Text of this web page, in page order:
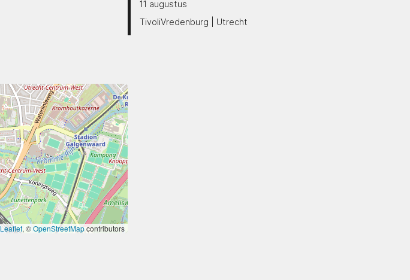
Leaflet, ©OpenStreetMapcontributors
11 augustus
TivoliVredenburg | Utrecht